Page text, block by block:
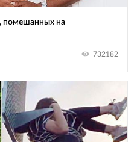
помешанных на
732182